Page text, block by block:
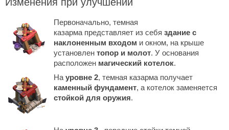
Первоначально, темная
казарма представляет из себя здание с
наклоненным входом и окном, на крыше
установлен топор и молот. У основания
расположен магический котелок.
На уровне 2, темная казарма получает
каменный фундамент, а котелок заменяется
стойкой для оружия.